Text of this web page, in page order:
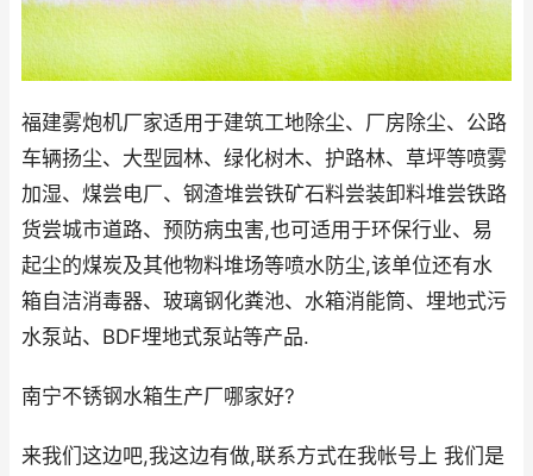
福建雾炮机厂家适用于建筑工地除尘、厂房除尘、公路
车辆扬尘、大型园林、绿化树木、护路林、草坪等喷雾
加湿、煤尝电厂、钢渣堆尝铁矿石料尝装卸料堆尝铁路
货尝城市道路、预防病虫害,也可适用于环保行业、易
起尘的煤炭及其他物料堆场等喷水防尘,该单位还有水
箱自洁消毒器、玻璃钢化粪池、水箱消能筒、埋地式污
水泵站、BDF埋地式泵站等产品.
南宁不锈钢水箱生产厂哪家好?
来我们这边吧,我这边有做,联系方式在我帐号上 我们是